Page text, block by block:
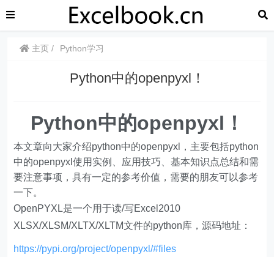
主页 Python学习
Python中的openpyxl！
Python中的openpyxl！
本文章向大家介绍python中的openpyxl，主要包括python
中的openpyxl使用实例、应用技巧、基本知识点总结和需
要注意事项，具有一定的参考价值，需要的朋友可以参考
一下。
OpenPYXL是一个用于读/写Excel2010
XLSX/XLSM/XLTX/XLTM文件的python库，源码地址：
https://pypi.org/project/openpyxl/#files